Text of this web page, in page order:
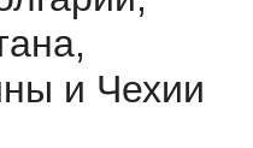
и Чехии